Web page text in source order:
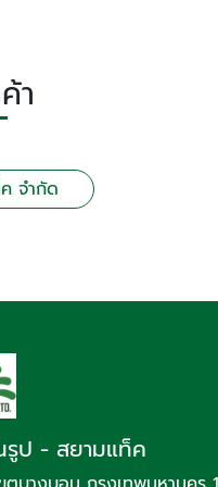
า
จำกัด
รูป - สยามแท็ค